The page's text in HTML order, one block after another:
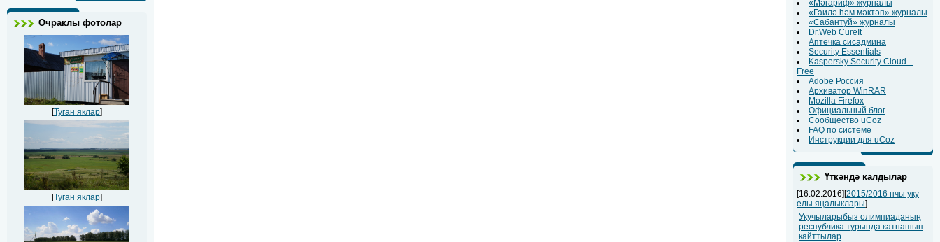
Очраклы фотолар
[Туган яклар]
[Туган яклар]
«Мәгариф» журналы
«Гаилә һәм мәктәп» журналы
«Сабантуй» журналы
Dr.Web CureIt
Аптечка сисадмина
Security Essentials
Kaspersky Security Cloud –
Free
Adobe Россия
Архиватор WinRAR
Mozilla Firefox
Официальный блог
Сообщество uCoz
FAQ по системе
Инструкции для uCoz
Үткәндә калдылар
[16.02.2016][2015/2016 нчы уку
елы яңалыклары]
Укучыларыбыз олимпиаданың
республика турында катнашып
кайттылар